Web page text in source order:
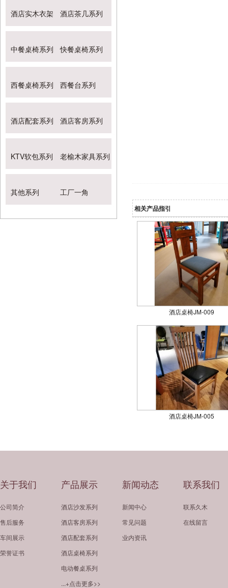
酒店实木衣架 酒店茶几系列
中餐桌椅系列 快餐桌椅系列
西餐桌椅系列 西餐台系列
酒店配套系列 酒店客房系列
KTV软包系列 老榆木家具系列
其他系列 工厂一角
相关产品指引
酒店桌椅JM-009
酒店桌椅JM-005
关于我们
公司简介
售后服务
车间展示
荣誉证书
产品展示
酒店沙发系列
酒店客房系列
酒店配套系列
酒店桌椅系列
电动餐桌系列
...+点击更多>>
新闻动态
新闻中心
常见问题
业内资讯
联系我们
联系久木
在线留言